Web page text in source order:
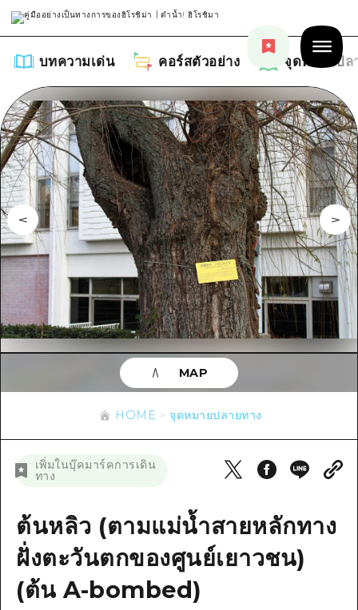
บทความเด่น คอร์สตัวอย่าง จุดหมายปล
บทความเด่น
รายการ
คำแนะนำ
ศิลปะ
งานอีเว้นท์ / เทศกาล
อาหารรสเลิศ / สุรา
การปั่นจักรยาน
ช้อปปิ้ง
สถานบันเทิงยามค่ำคืน
ประสบการณ์ / ในการเรียนรู้
มาตรฐาน
คอร์สตัวอย่าง
รายการ
คู่มือ Dive! Hiroshima
ฮิโรชิม่า โมชิ โมชิ ทราเวล
บริเวณรอบเมืองฮิโรชิม่า
บิโฮค
บริเวณรอบๆ มิยาจิมะ
ยามากุจิตะวันออก
จุดหมายปลายทาง
รายการ
บริเวณรอบเมืองฮิโรชิม่า
อากิ
บิงโก
บิโฮคุ
เกโฮคุ
บริเวณรอบๆ มิยาจิมะ
ยามากุจิตะวันออก
จังหวัดเอฮิเมะ
ชิมาเนะ
อีเว้นท์
ข้อมูลตามฤดูกาล
ข้อมูลที่เป็นประโยชน์
สรุปการจราจรรอง
ความแออัดของสิ่งอำนวยความสะดวก
ตั๋วเที่ยวคุ้มค่าตั๋วเที่ยวคุ้มค่า
HOME
ข่าว
อีเว้นท์
HOME จุดหมายปลายทาง
เพิ่มในบุ๊คมาร์คการเดิน
ทาง
ต้นหลิว (ตามแม่น้ำสายหลักทาง
ฝั่งตะวันตกของศูนย์เยาวชน)
(ต้น A-bombed)
MAP